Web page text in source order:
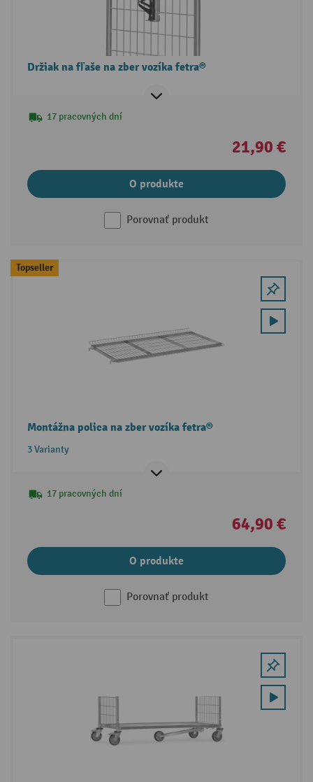
Držiak na fľaše na zber vozíka fetra®
17 pracovných dní
21,90 €
O produkte
Porovnať produkt
Topseller
Montážna polica na zber vozíka fetra®
3 Varianty
17 pracovných dní
64,90 €
O produkte
Porovnať produkt